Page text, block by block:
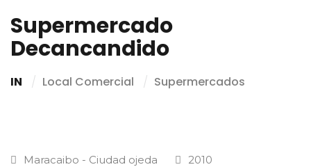
Supermercado
Decancandido
IN Local Comercial Supermercados
Maracaibo - Ciudad ojeda
2010